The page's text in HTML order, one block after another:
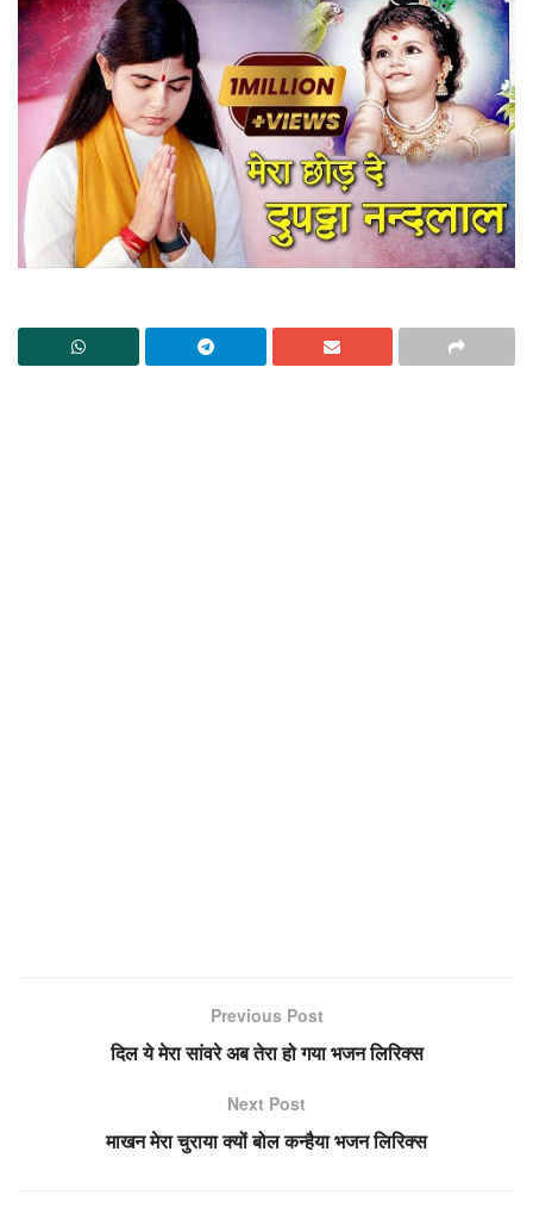
Previous Post
दिल ये मेरा सांवरे अब तेरा हो गया भजन लिरिक्स
Next Post
माखन मेरा चुराया क्यों बोल कन्हैया भजन लिरिक्स